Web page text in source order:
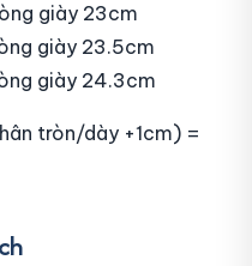
giày 23cm
giày 23.5cm
giày 24.3cm
tròn/dày +1cm) =